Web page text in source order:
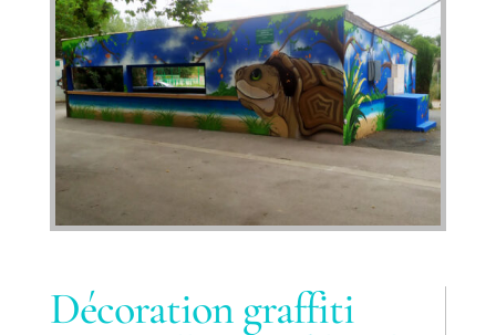
Décoration graffiti